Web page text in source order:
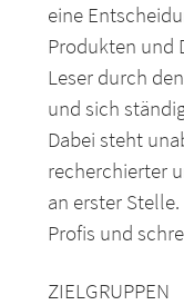
eine
Produkten und
Leser durch
und sich
Dabei steht
recherchierter
an erster
Profis und
ZIELGRUPPEN